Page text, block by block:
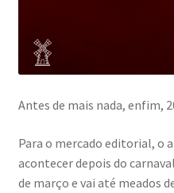
Antes de mais nada, enfim,
Para o mercado editorial, o
acontecer depois do
de março e vai até meados